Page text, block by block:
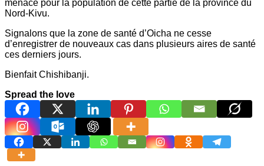
menace pour la population de cette partie de la province du
Nord-Kivu.
Signalons que la zone de santé d’Oicha ne cesse
d’enregistrer de nouveaux cas dans plusieurs aires de santé
ces derniers jours.
Bienfait Chishibanji.
Spread the love